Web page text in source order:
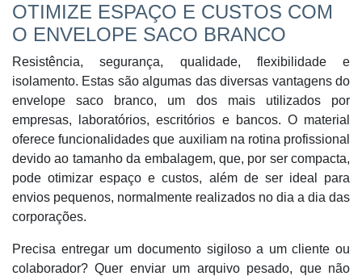
OTIMIZE ESPAÇO E CUSTOS COM
O ENVELOPE SACO BRANCO
Resistência, segurança, qualidade, flexibilidade e
isolamento. Estas são algumas das diversas vantagens do
envelope saco branco, um dos mais utilizados por
empresas, laboratórios, escritórios e bancos. O material
oferece funcionalidades que auxiliam na rotina profissional
devido ao tamanho da embalagem, que, por ser compacta,
pode otimizar espaço e custos, além de ser ideal para
envios pequenos, normalmente realizados no dia a dia das
corporações.
Precisa entregar um documento sigiloso a um cliente ou
colaborador? Quer enviar um arquivo pesado, que não